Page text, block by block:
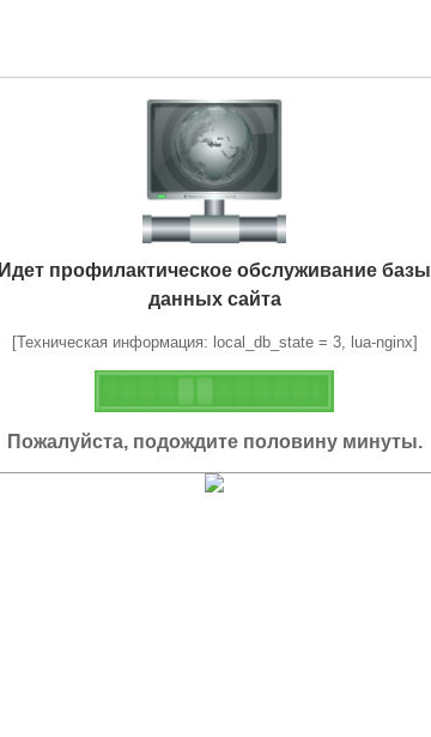
Идет профилактическое обслуживание базы
данных сайта
[Техническая информация: local_db_state = 3, lua-nginx]
Пожалуйста, подождите половину минуты.